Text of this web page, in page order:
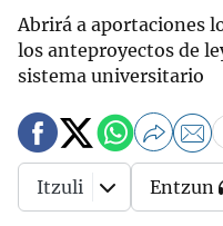
Abrirá a aportaciones
los anteproyectos de
sistema universitario
Itzuli Entzun